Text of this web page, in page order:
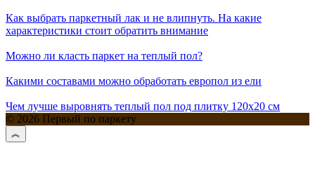
Как выбрать паркетный лак и не влипнуть. На какие
характеристики стоит обратить внимание
Можно ли класть паркет на теплый пол?
Какими составами можно обработать европол из ели
Чем лучше выровнять теплый пол под плитку 120х20 см
© 2026 Первый по паркету